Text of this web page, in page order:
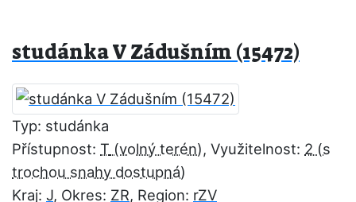
studánka V Zádušním (15472)
Typ: studánka
Přístupnost: T , Využitelnost: 2
Kraj: J, Okres: ZR, Region: rZV